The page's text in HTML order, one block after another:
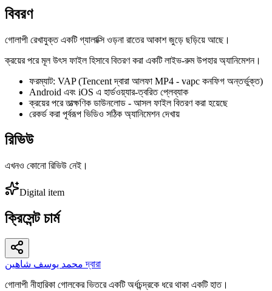
বিবরণ
গোলাপী রেখাযুক্ত একটি গ্যালাক্সি ওড়না রাতের আকাশ জুড়ে ছড়িয়ে আছে।
ক্রয়ের পরে মূল উৎস ফাইল হিসাবে বিতরণ করা একটি লাইভ-রুম উপহার অ্যানিমেশন।
ফরম্যাট: VAP (Tencent দ্বারা আলফা MP4 - vapc কনফিগ অন্তর্ভুক্ত)
Android এবং iOS এ হার্ডওয়্যার-ত্বরিত প্লেব্যাক
ক্রয়ের পরে তাত্ক্ষণিক ডাউনলোড - আসল ফাইল বিতরণ করা হয়েছে
রেকর্ড করা পূর্বরূপ ভিডিও সঠিক অ্যানিমেশন দেখায়
রিভিউ
এখনও কোনো রিভিউ নেই।
Digital item
ক্রিসেন্ট চার্ম
محمد يوسف شاهين দ্বারা
গোলাপী নীহারিকা গোলকের ভিতরে একটি অর্ধচন্দ্রকে ধরে থাকা একটি হাত।